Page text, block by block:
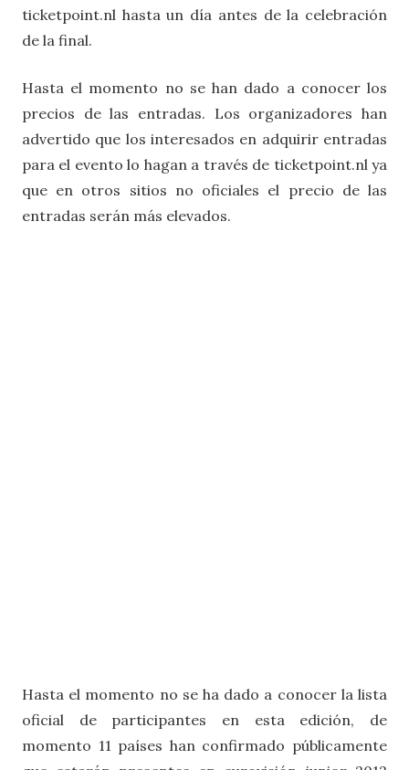
ticketpoint.nl hasta un día antes de la celebración
de la final.
Hasta el momento no se han dado a conocer los
precios de las entradas. Los organizadores han
advertido que los interesados en adquirir entradas
para el evento lo hagan a través de ticketpoint.nl ya
que en otros sitios no oficiales el precio de las
entradas serán más elevados.
Hasta el momento no se ha dado a conocer la lista
oficial de participantes en esta edición, de
momento 11 países han confirmado públicamente